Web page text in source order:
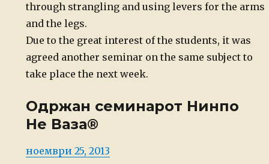
through strangling and using levers for the arms
and the legs.
Due to the great interest of the students, it was
agreed another seminar on the same subject to
take place the next week.
Одржан семинарот Нинпо
Не Ваза®
Posted
ноември 25, 2013